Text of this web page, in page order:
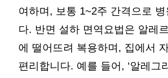
여하며, 보통 1~2주 간격으로 병
다. 반면 설하 면역요법은 알레
에 떨어뜨려 복용하며, 집에서
편리합니다. 예를 들어, ‘알레그